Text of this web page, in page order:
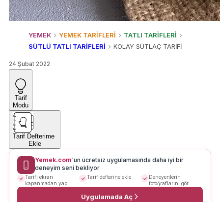
YEMEK YEMEK TARİFLERİ
TATLI TARİFLERİ
SÜTLÜ TATLI TARİFLERİ
KOLAY SÜTLAÇ TARİFİ
24 Şubat 2022
Tarif
Modu
Tarif Defterime
Ekle
Yemek.com'un ücretsiz uygulamasında daha iyi bir
deneyim seni bekliyor
Tarifi ekran
kapanmadan yap
Tarif defterine ekle
Deneyenlerin
fotoğraflarını gör
Uygulamada Aç